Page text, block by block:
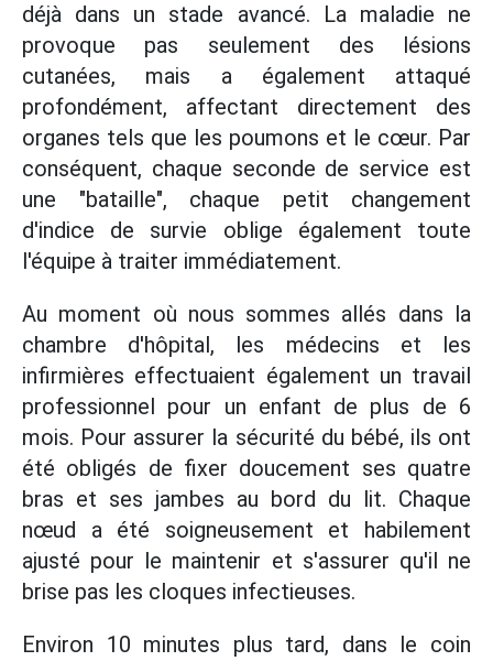
déjà dans un stade avancé. La maladie ne
provoque pas seulement des lésions
cutanées, mais a également attaqué
profondément, affectant directement des
organes tels que les poumons et le cœur. Par
conséquent, chaque seconde de service est
une "bataille", chaque petit changement
d'indice de survie oblige également toute
l'équipe à traiter immédiatement.
Au moment où nous sommes allés dans la
chambre d'hôpital, les médecins et les
infirmières effectuaient également un travail
professionnel pour un enfant de plus de 6
mois. Pour assurer la sécurité du bébé, ils ont
été obligés de fixer doucement ses quatre
bras et ses jambes au bord du lit. Chaque
nœud a été soigneusement et habilement
ajusté pour le maintenir et s'assurer qu'il ne
brise pas les cloques infectieuses.
Environ 10 minutes plus tard, dans le coin